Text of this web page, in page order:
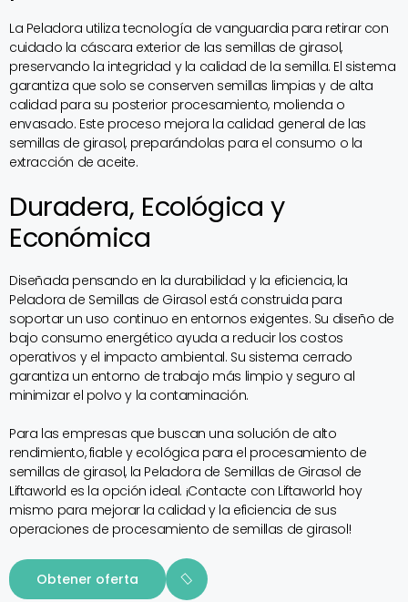
La Peladora utiliza tecnología de vanguardia para retirar con
cuidado la cáscara exterior de las semillas de girasol,
preservando la integridad y la calidad de la semilla. El sistema
garantiza que solo se conserven semillas limpias y de alta
calidad para su posterior procesamiento, molienda o
envasado. Este proceso mejora la calidad general de las
semillas de girasol, preparándolas para el consumo o la
extracción de aceite.
Duradera, Ecológica y
Económica
Diseñada pensando en la durabilidad y la eficiencia, la
Peladora de Semillas de Girasol está construida para
soportar un uso continuo en entornos exigentes. Su diseño de
bajo consumo energético ayuda a reducir los costos
operativos y el impacto ambiental. Su sistema cerrado
garantiza un entorno de trabajo más limpio y seguro al
minimizar el polvo y la contaminación.
Para las empresas que buscan una solución de alto
rendimiento, fiable y ecológica para el procesamiento de
semillas de girasol, la Peladora de Semillas de Girasol de
Liftaworld es la opción ideal. ¡Contacte con Liftaworld hoy
mismo para mejorar la calidad y la eficiencia de sus
operaciones de procesamiento de semillas de girasol!
Obtener oferta